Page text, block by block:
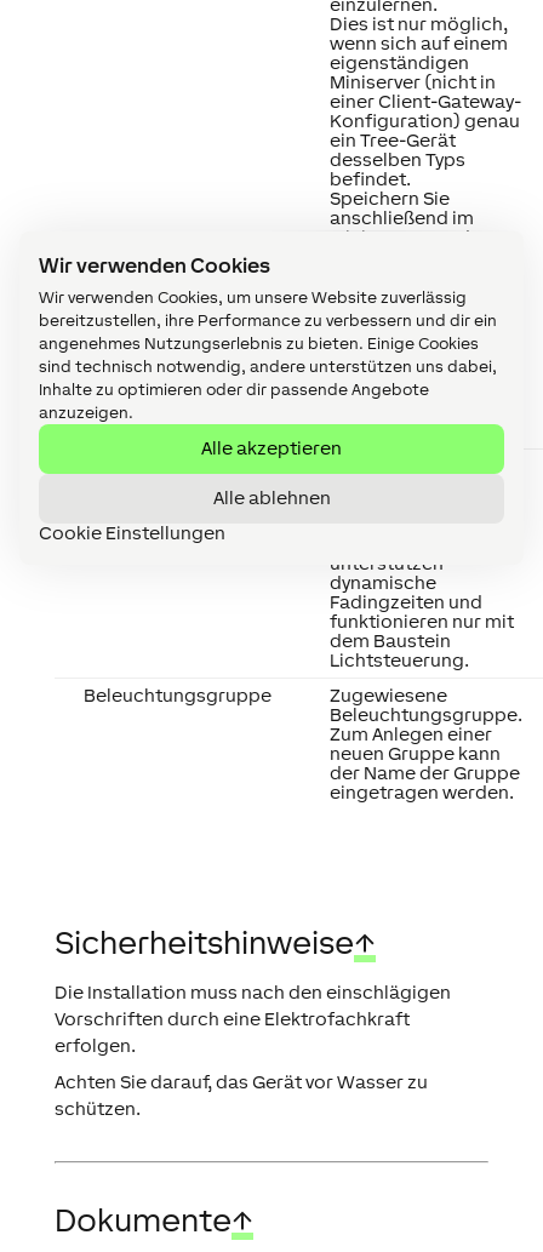
Wir verwenden Cookies
Wir verwenden Cookies, um unsere Website zuverlässig
bereitzustellen, ihre Performance zu verbessern und dir ein
angenehmes Nutzungserlebnis zu bieten. Einige Cookies
sind technisch notwendig, andere unterstützen uns dabei,
Inhalte zu optimieren oder dir passende Angebote
anzuzeigen.
Alle akzeptieren
Alle ablehnen
Cookie Einstellungen
einzulernen.
Dies ist nur möglich,
wenn sich auf einem
eigenständigen
Miniserver (nicht in
einer Client-Gateway-
Konfiguration) genau
ein Tree-Gerät
desselben Typs
befindet.
Speichern Sie
anschließend im
Miniserver, um das
Laden Sie danach das
Programm erneut aus
dem Miniserver, um
die tatsächliche
Seriennummer des
Tree-Geräts in das
Gerät mit Standard-
Smart-Aktor(en)
unterstützen
dynamische
Fadingzeiten und
funktionieren nur mit
dem Baustein
Lichtsteuerung.
Beleuchtungsgruppe
Zugewiesene
Beleuchtungsgruppe.
Zum Anlegen einer
neuen Gruppe kann
der Name der Gruppe
eingetragen werden.
Sicherheitshinweise↑
Die Installation muss nach den einschlägigen
Vorschriften durch eine Elektrofachkraft
erfolgen.
Achten Sie darauf, das Gerät vor Wasser zu
schützen.
Dokumente↑